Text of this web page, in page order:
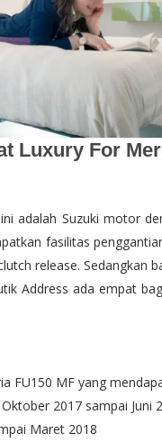
adalah Suzuki motor
fasilitas
release. Sedangkan
Address ada empat
FU150 MF yang
2017 sampai Juni
Maret 2018